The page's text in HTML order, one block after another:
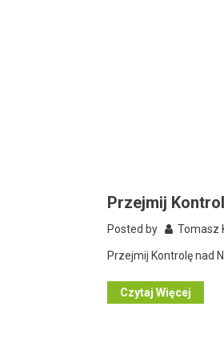
Przejmij
Posted by Tomasz
Przejmij Kontrolę nad
Czytaj Więcej